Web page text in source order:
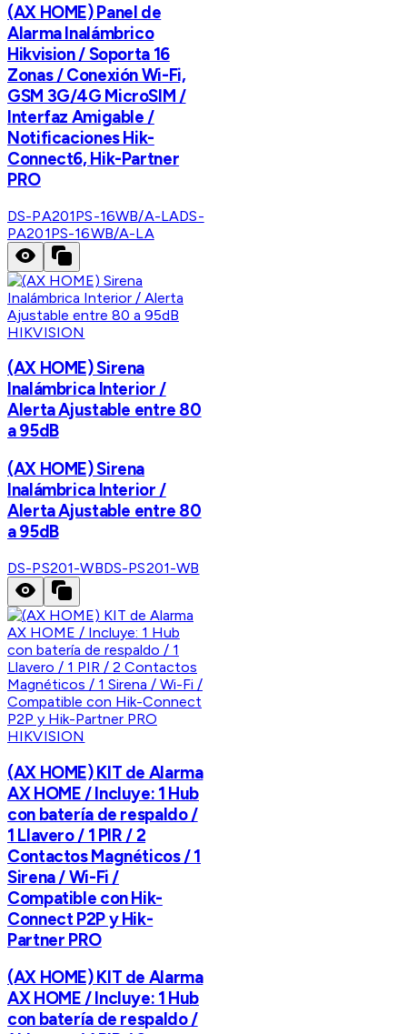
(AX HOME) Panel de
Alarma Inalámbrico
Hikvision / Soporta 16
Zonas / Conexión Wi-Fi,
GSM 3G/4G MicroSIM /
Interfaz Amigable /
Notificaciones Hik-
Connect6, Hik-Partner
PRO
DS-PA201PS-16WB/A-LADS-
PA201PS-16WB/A-LA
HIKVISION
(AX HOME) Sirena
Inalámbrica Interior /
Alerta Ajustable entre 80
a 95dB
(AX HOME) Sirena
Inalámbrica Interior /
Alerta Ajustable entre 80
a 95dB
DS-PS201-WBDS-PS201-WB
HIKVISION
(AX HOME) KIT de Alarma
AX HOME / Incluye: 1 Hub
con batería de respaldo /
1 Llavero / 1 PIR / 2
Contactos Magnéticos / 1
Sirena / Wi-Fi /
Compatible con Hik-
Connect P2P y Hik-
Partner PRO
(AX HOME) KIT de Alarma
AX HOME / Incluye: 1 Hub
con batería de respaldo /